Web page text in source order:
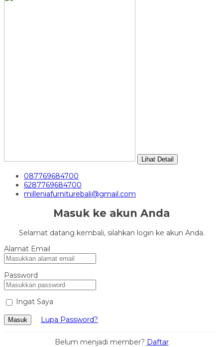
Lihat Detail
087769684700
6287769684700
milleniafurniturebali@gmail.com
Masuk ke akun Anda
Selamat datang kembali, silahkan login ke akun Anda.
Alamat Email
Password
Ingat Saya
Masuk Lupa Password?
Belum menjadi member? Daftar